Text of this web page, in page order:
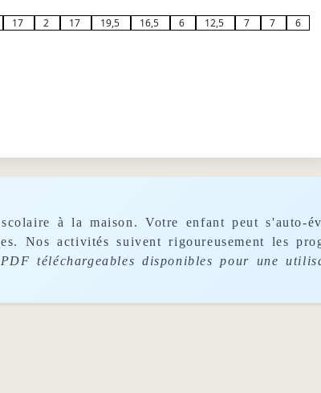
17 2 17 19,5 16,5 6 12,5 7 7
6
à la maison. Votre enfant peut s'auto-
Nos activités suivent rigoureusement les
PDF téléchargeables disponibles pour une